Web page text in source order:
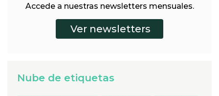
Accede a nuestras newsletters mensuales.
Nube de etiquetas